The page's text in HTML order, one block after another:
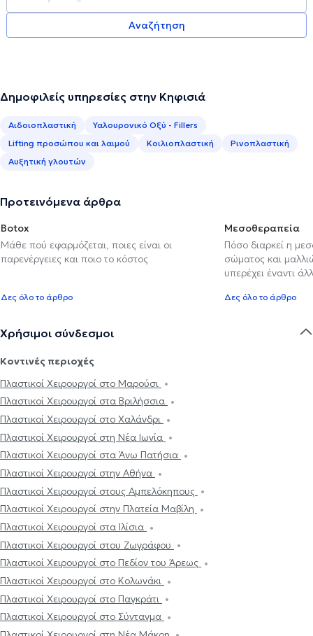
Αναζήτηση
Δημοφιλείς υπηρεσίες στην Κηφισιά
Αιδοιοπλαστική
Υαλουρονικό Οξύ - Fillers
Lifting προσώπου και λαιμού
Κοιλιοπλαστική
Ρινοπλαστική
Αυξητική γλουτών
Προτεινόμενα άρθρα
Botox
Μάθε πού εφαρμόζεται, ποιες είναι οι
παρενέργειες και ποιο το κόστος
Δες όλο το άρθρο
Μεσοθεραπεία
Πόσο διαρκεί η
σώματος και
υπερέχει έναντι
Δες όλο το άρθρο
Χρήσιμοι σύνδεσμοι
Κοντινές περιοχές
Πλαστικοί Χειρουργοί στο Μαρούσι
Πλαστικοί Χειρουργοί στα Βριλήσσια
Πλαστικοί Χειρουργοί στο Χαλάνδρι
Πλαστικοί Χειρουργοί στη Νέα Ιωνία
Πλαστικοί Χειρουργοί στα Άνω Πατήσια
Πλαστικοί Χειρουργοί στην Αθήνα
Πλαστικοί Χειρουργοί στους Αμπελόκηπους
Πλαστικοί Χειρουργοί στην Πλατεία Μαβίλη
Πλαστικοί Χειρουργοί στα Ιλίσια
Πλαστικοί Χειρουργοί στου Ζωγράφου
Πλαστικοί Χειρουργοί στο Πεδίον του Άρεως
Πλαστικοί Χειρουργοί στο Κολωνάκι
Πλαστικοί Χειρουργοί στο Παγκράτι
Πλαστικοί Χειρουργοί στο Σύνταγμα